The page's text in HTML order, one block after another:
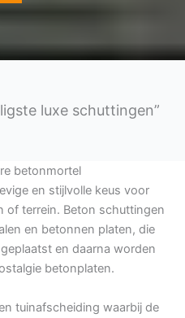
luxe schuttingen”
betonmortel
en stijlvolle keus voor
of terrein. Beton schuttingen
en betonnen platen, die
en daarna worden
betonplaten.
tuinafscheiding waarbij de